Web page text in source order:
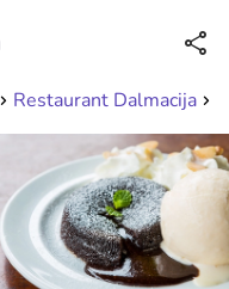
jusqu'à 23:00 heures
Restaurant Dalmacija